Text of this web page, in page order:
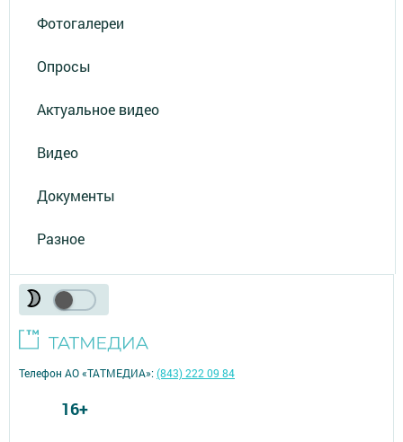
Фотогалереи
Опросы
Актуальное видео
Видео
Документы
Разное
Телефон АО «ТАТМЕДИА»:(843) 222 09 84
16+